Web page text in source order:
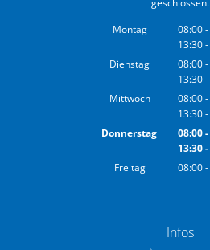
Montag
08:00-
13:30-
Dienstag 08:00-
13:30-
Mittwoch 08:00-
13:30-
Donnerstag 08:00-
13:30-
Freitag 08:00-
Infos